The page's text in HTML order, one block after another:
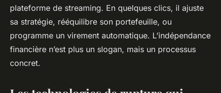
plateforme de streaming. En quelques clics, il ajuste
sa stratégie, rééquilibre son portefeuille, ou
programme un virement automatique. L’indépendance
financière n’est plus un slogan, mais un processus
concret.